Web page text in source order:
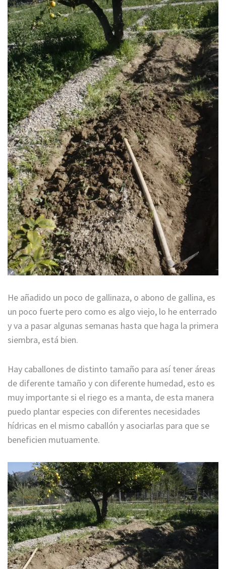
He añadido un poco de gallinaza, o abono de gallina, es
un poco fuerte pero como es algo viejo, lo he enterrado
y va a pasar algunas semanas hasta que haga la primera
siembra, está bien.
Hay caballones de distinto tamaño para así tener áreas
de diferente tamaño y con diferente humedad, esto es
muy importante si el riego es a manta, de esta manera
puedo plantar especies con diferentes necesidades
hídricas en el mismo caballón y asociarlas para que se
beneficien mutuamente.